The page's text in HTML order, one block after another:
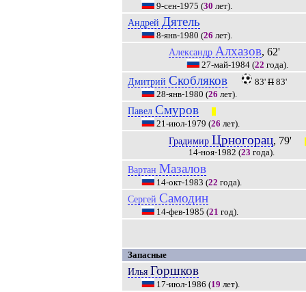
9-сен-1975 (30 лет).
Андрей Дятель
8-янв-1980 (26 лет).
Александр Алхазов, 62'
27-май-1984 (22 года).
Дмитрий Скобляков 83'П 83'
28-янв-1980 (26 лет).
Павел Смуров
21-июл-1979 (26 лет).
Градимир Црногорац, 79'
14-ноя-1982 (23 года).
Вартан Мазалов
14-окт-1983 (22 года).
Сергей Самодин
14-фев-1985 (21 год).
Запасные
Илья Горшков
17-июл-1986 (19 лет).